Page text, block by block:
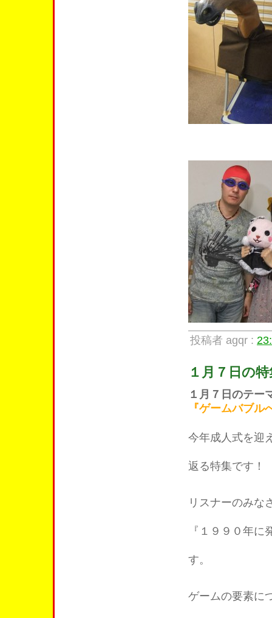
投稿者 agqr :
１月７日の
１月７日のテー
『ゲームバブ
今年成人式を迎
返る特集です！
リスナーのみな
『１９９０年
す。
ゲームの要素に